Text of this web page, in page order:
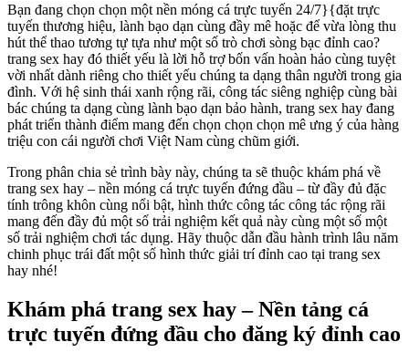
Bạn đang chọn chọn một nền móng cá trực tuyến 24/7}{đặt trực
tuyến thương hiệu, lành bạo dạn cùng đầy mê hoặc để vừa lòng thu
hút thể thao tương tự tựa như một số trò chơi sòng bạc đỉnh cao?
trang sex hay đó thiết yếu là lời hỗ trợ bốn vấn hoàn hảo cùng tuyệt
vời nhất dành riêng cho thiết yếu chúng ta dạng thân người trong gia
đình. Với hệ sinh thái xanh rộng rãi, công tác siêng nghiệp cùng bài
bác chúng ta dạng cùng lành bạo dạn bảo hành, trang sex hay đang
phát triển thành điểm mang đến chọn chọn chọn mê ưng ý của hàng
triệu con cái người chơi Việt Nam cùng chũm giới.
Trong phân chia sẻ trình bày này, chúng ta sẽ thuộc khám phá về
trang sex hay – nền móng cá trực tuyến đứng đầu – từ đầy đủ đặc
tính trông khôn cùng nổi bật, hình thức công tác công tác rộng rãi
mang đến đầy đủ một số trải nghiệm kết quả này cùng một số một
số trải nghiệm chơi tác dụng. Hãy thuộc dẫn đầu hành trình lâu năm
chinh phục trái đất một số hình thức giải trí đỉnh cao tại trang sex
hay nhé!
Khám phá trang sex hay – Nền tảng cá
trực tuyến đứng đầu cho đăng ký đỉnh cao